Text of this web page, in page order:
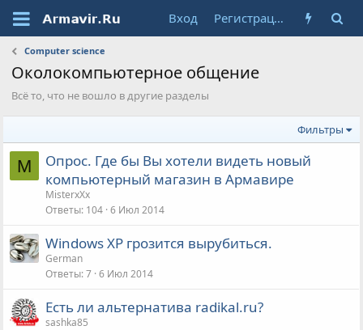
Вход Регистрация
Computer science
Околокомпьютерное общение
Всё то, что не вошло в другие разделы
Фильтры
M
Опрос. Где бы Вы хотели видеть новый
компьютерный магазин в Армавире
MisterxXx
Ответы 104 6 Июл 2014
Windows ХР грозится вырубиться.
German
Ответы 7 6 Июл 2014
Есть ли альтернатива radikal.ru?
sashka85